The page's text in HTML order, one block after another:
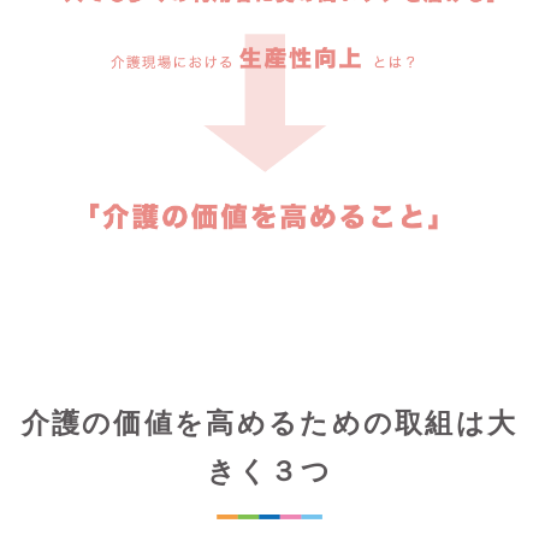
介護の価値を高めるための取組は大
きく３つ